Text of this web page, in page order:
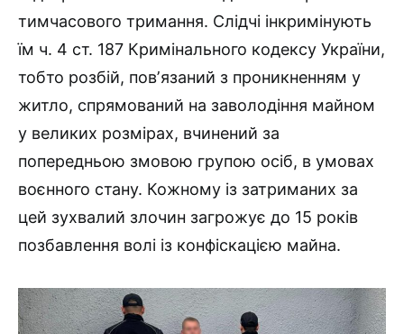
тимчасового тримання. Слідчі інкримінують
їм ч. 4 ст. 187 Кримінального кодексу України,
тобто розбій, повʼязаний з проникненням у
житло, спрямований на заволодіння майном
у великих розмірах, вчинений за
попередньою змовою групою осіб, в умовах
воєнного стану. Кожному із затриманих за
цей зухвалий злочин загрожує до 15 років
позбавлення волі із конфіскацією майна.